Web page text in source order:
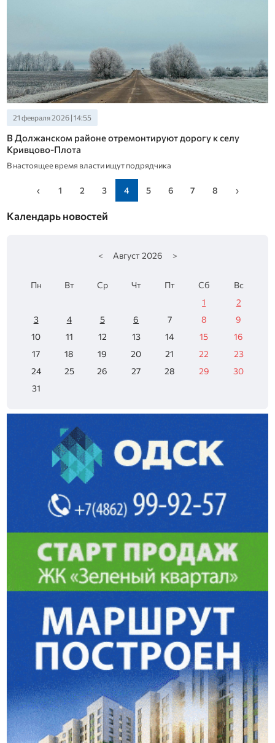
21 февраля 2026 | 14:55
В Должанском районе отремонтируют дорогу к селу
Кривцово-Плота
В настоящее время власти ищут подрядчика
‹ 1 2 3 4 5 6 7 8 ›
Календарь новостей
< Август 2026 >
Пн Вт Ср Чт Пт Сб
Вс
1
2
3
4 5 6 7 8
9
10
11 12 13 14 15
16
17
18 19 20 21 22
23
24
25 26 27 28 29
30
31